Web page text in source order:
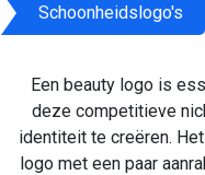
Schoonheidslogo's
Een beauty logo is
deze competitieve
identiteit te creëren.
logo met een paar